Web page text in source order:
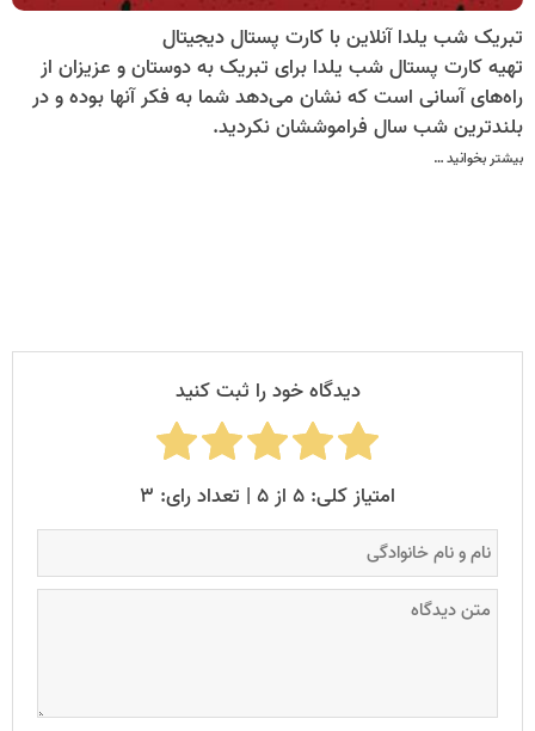
تبریک شب یلدا آنلاین با کارت پستال دیجیتال
تهیه کارت پستال شب یلدا برای تبریک به دوستان و عزیزان از
راه‌های آسانی است که نشان می‌دهد شما به فکر آنها بوده و در
بلندترین شب سال فراموششان نکردید.
بیشتر بخوانید …
دیدگاه خود را ثبت کنید
امتیاز کلی: ۵ از ۵ | تعداد رای: ۳